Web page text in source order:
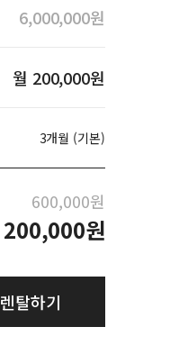
6,000,000원
월 200,000원
3개월 (기본)
600,000원
200,000원
렌탈하기